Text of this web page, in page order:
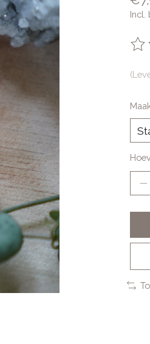
Incl.
De